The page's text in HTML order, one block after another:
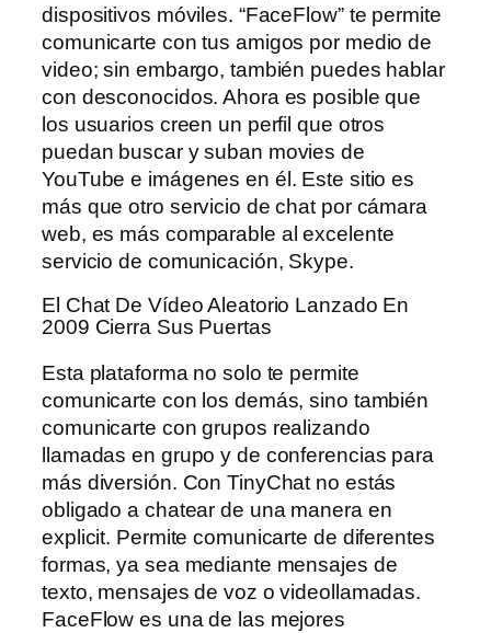
dispositivos móviles. “FaceFlow” te permite
comunicarte con tus amigos por medio de
video; sin embargo, también puedes hablar
con desconocidos. Ahora es posible que
los usuarios creen un perfil que otros
puedan buscar y suban movies de
YouTube e imágenes en él. Este sitio es
más que otro servicio de chat por cámara
web, es más comparable al excelente
servicio de comunicación, Skype.
El Chat De Vídeo Aleatorio Lanzado En
2009 Cierra Sus Puertas
Esta plataforma no solo te permite
comunicarte con los demás, sino también
comunicarte con grupos realizando
llamadas en grupo y de conferencias para
más diversión. Con TinyChat no estás
obligado a chatear de una manera en
explicit. Permite comunicarte de diferentes
formas, ya sea mediante mensajes de
texto, mensajes de voz o videollamadas.
FaceFlow es una de las mejores